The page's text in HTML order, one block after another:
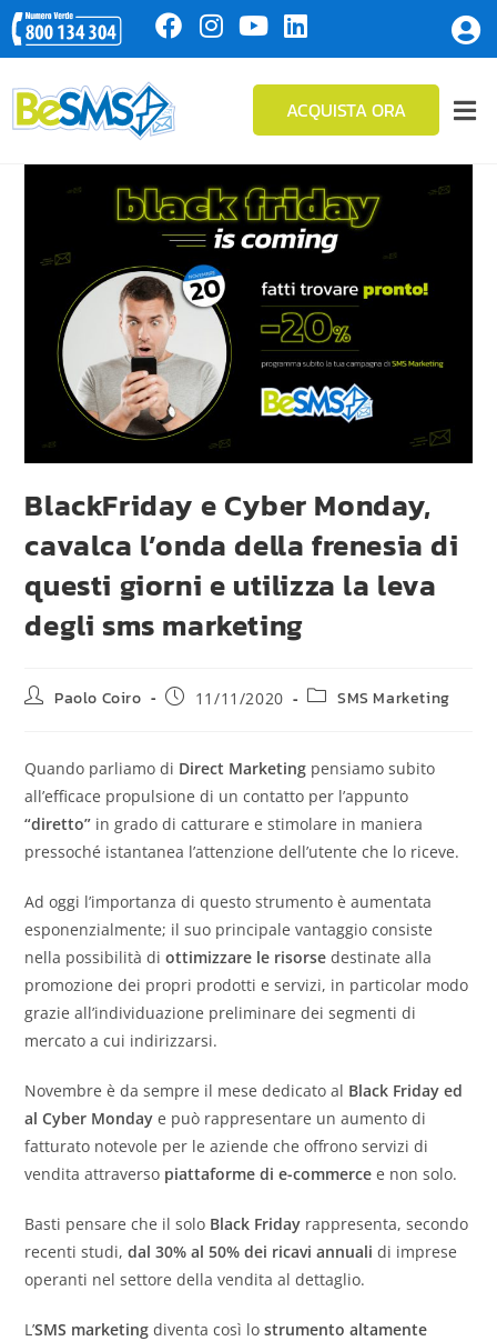
ACQUISTA ORA
BlackFriday e Cyber Monday,
cavalca l’onda della frenesia di
questi giorni e utilizza la leva
degli sms marketing
Paolo Coiro 11/11/2020 SMS Marketing
Quando parliamo di Direct Marketing pensiamo subito
all’efficace propulsione di un contatto per l’appunto
“diretto” in grado di catturare e stimolare in maniera
pressoché istantanea l’attenzione dell’utente che lo riceve.
Ad oggi l’importanza di questo strumento è aumentata
esponenzialmente; il suo principale vantaggio consiste
nella possibilità diottimizzare le risorse destinate alla
promozione dei propri prodotti e servizi, in particolar modo
grazie all’individuazione preliminare dei segmenti di
mercato a cui indirizzarsi.
Novembre è da sempre il mese dedicato al Black Friday ed
al Cyber Monday e può rappresentare un aumento di
fatturato notevole per le aziende che offrono servizi di
vendita attraverso piattaforme di e-commerce e non solo.
Basti pensare che il solo Black Friday rappresenta, secondo
recenti studi,dal 30% al 50% dei ricavi annuali di imprese
operanti nel settore della vendita al dettaglio.
L’SMS marketing diventa così lostrumento altamente